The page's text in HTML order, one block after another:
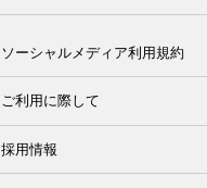
ソーシャルメディア利用規約
ご利用に際して
採用情報